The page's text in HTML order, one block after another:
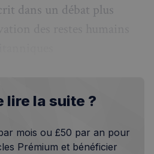
dans un débat plus
lire la suite ?
mois ou £50 par an pour
Prémium et bénéficier